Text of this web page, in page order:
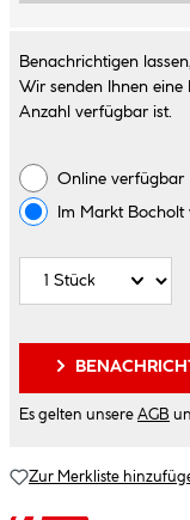
Benachrichtigen
Wir senden Ihnen
Anzahl verfügbar ist.
Online verfügbar
Im Markt Bocholt
Es gelten unsere AGB
Zur Merkliste